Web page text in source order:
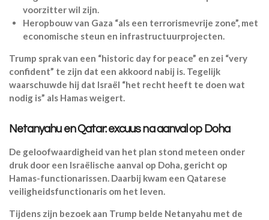
voorzitter wil zijn.
Heropbouw van Gaza “als een terrorismevrije zone”, met
economische steun en infrastructuurprojecten.
Trump sprak van een “historic day for peace” en zei “very
confident” te zijn dat een akkoord nabij is. Tegelijk
waarschuwde hij dat Israël “het recht heeft te doen wat
nodig is” als Hamas weigert.
Netanyahu en Qatar: excuus na aanval op Doha
De geloofwaardigheid van het plan stond meteen onder
druk door een Israëlische aanval op Doha, gericht op
Hamas-functionarissen. Daarbij kwam een Qatarese
veiligheidsfunctionaris om het leven.
Tijdens zijn bezoek aan Trump belde Netanyahu met de